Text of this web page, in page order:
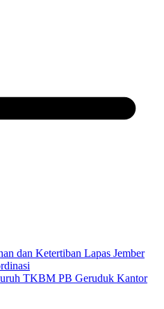
dan Ketertiban Lapas Jember
TKBM PB Geruduk Kantor